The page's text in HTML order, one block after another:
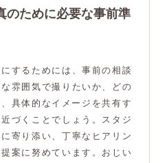
のために必要な事前準
するためには、事前の相談
雰囲気で撮りたいか、どの
具体的なイメージを共有す
づくことでしょう。スタジ
寄り添い、丁寧なヒアリン
案に努めています。おじい